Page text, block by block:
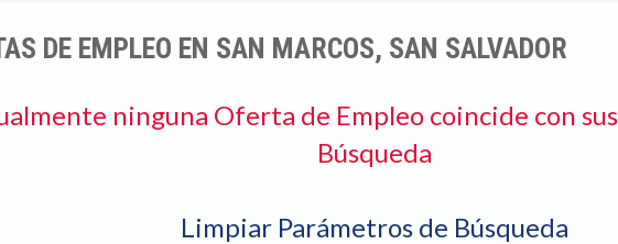
DE EMPLEO EN SAN MARCOS, SAN SALVADOR
ninguna Oferta de Empleo coincide con
Búsqueda
Limpiar Parámetros de Búsqueda